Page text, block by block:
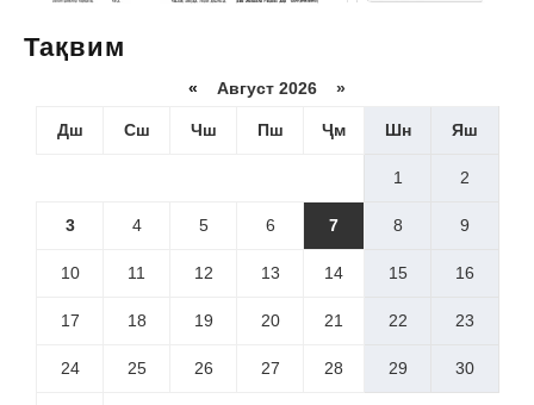
Тақвим
« Август 2026 »
Дш Сш Чш Пш Ҷм Шн Яш
1 2
3 4 5 6 7 8 9
10 11 12 13 14 15 16
17 18 19 20 21 22 23
24 25 26 27 28 29 30